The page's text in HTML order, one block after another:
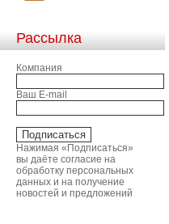
Рассылка
Компания
Ваш E-mail
Нажимая «Подписаться»
вы даёте согласие на
обработку персональных
данных и на получение
новостей и предложений